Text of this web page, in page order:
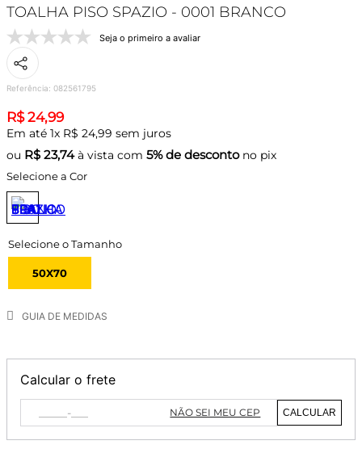
TOALHA PISO SPAZIO - 0001 BRANCO
Seja o primeiro a avaliar
Referência: 082561795
R$ 24,99
Em até 1x R$ 24,99 sem juros
ou R$ 23,74à vista com 5% de descontono pix
Selecione a Cor
50X70
GUIA DE MEDIDAS
Calcular o frete
NÃO SEI MEU CEP CALCULAR